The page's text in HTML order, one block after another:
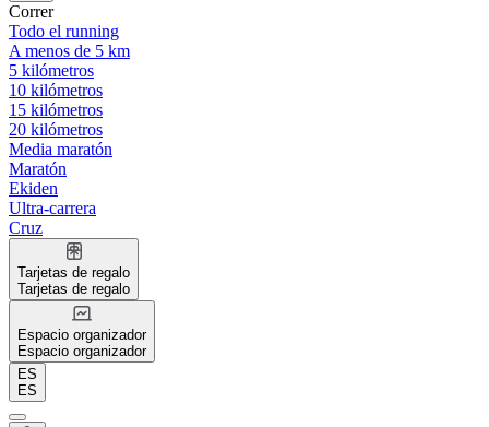
Correr
Todo el running
A menos de 5 km
5 kilómetros
10 kilómetros
15 kilómetros
20 kilómetros
Media maratón
Maratón
Ekiden
Ultra-carrera
Cruz
Tarjetas de regalo
Tarjetas de regalo
Espacio organizador
Espacio organizador
ES
ES